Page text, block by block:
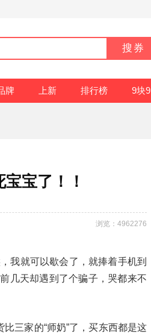
搜券
牌 上新 排行榜 9块9
宝了！！
浏览：4962276
我就可以歇会了，就捧着手机到
几天却遇到了个骗子，哭都来不
三家的“师奶”了，买东西都是这